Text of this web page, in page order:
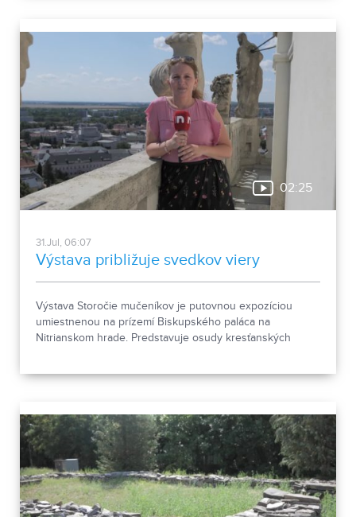
odchode.
02:25
31.Jul, 06:07
Výstava približuje svedkov viery
Výstava Storočie mučeníkov je putovnou expozíciou
umiestnenou na prízemí Biskupského paláca na
Nitrianskom hrade. Predstavuje osudy kresťanských